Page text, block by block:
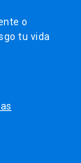
o
tu vida